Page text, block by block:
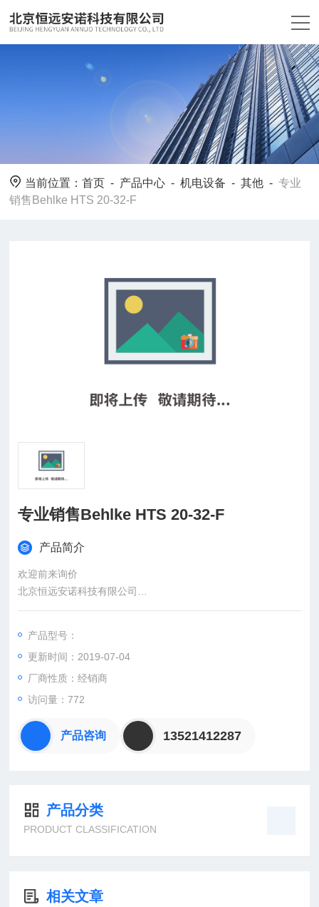
当前位置：首页 - 产品中心 -机电设备 -其他 -专业
销售Behlke HTS 20-32-F
专业销售Behlke HTS 20-32-F
产品简介
欢迎前来询价
北京恒远安诺科技有限公司
：
：曹
：
直销德国欧洲机电工控设备配件
国及欧洲生产的各类工控机电设备、仪器仪表、零配件，保证*。
公司总部
产品型号：
更新时间：2019-07-04
厂商性质：经销商
访问量：772
产品咨询 13521412287
产品分类
PRODUCT CLASSIFICATION
相关文章